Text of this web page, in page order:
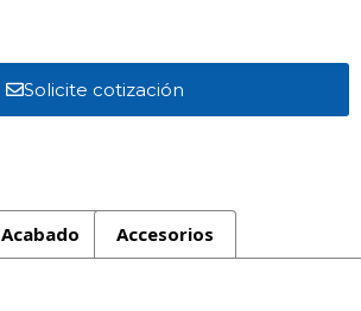
Solicite cotización
Acabado Accesorios